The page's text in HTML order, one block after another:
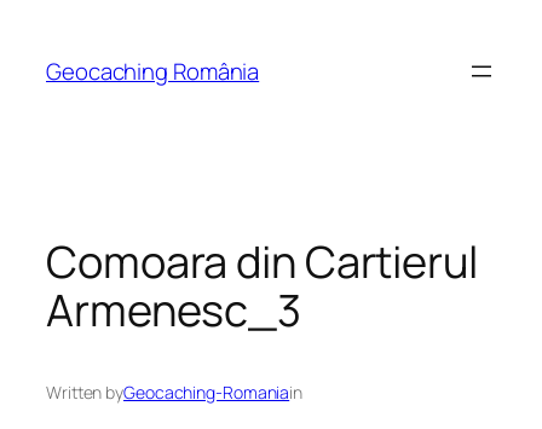
content
Geocaching România
Comoara din Cartierul
Armenesc_3
Written byGeocaching-Romaniain